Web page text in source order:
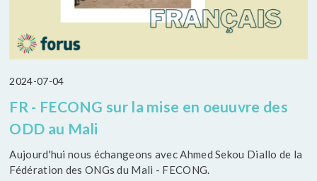
2024-07-04
FR - FECONG sur la mise en oeuuvre des
ODD au Mali
Aujourd'hui nous échangeons avec Ahmed Sekou Diallo de la
Fédération des ONGs du Mali - FECONG.